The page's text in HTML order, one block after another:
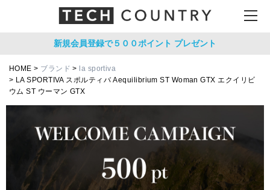
新規会員登録で５００ポイント プレゼント
HOME ブランド
la sportiva
LA SPORTIVA スポルティバ Aequilibrium ST Woman GTX エクイリビ
ウム ST ウーマン GTX